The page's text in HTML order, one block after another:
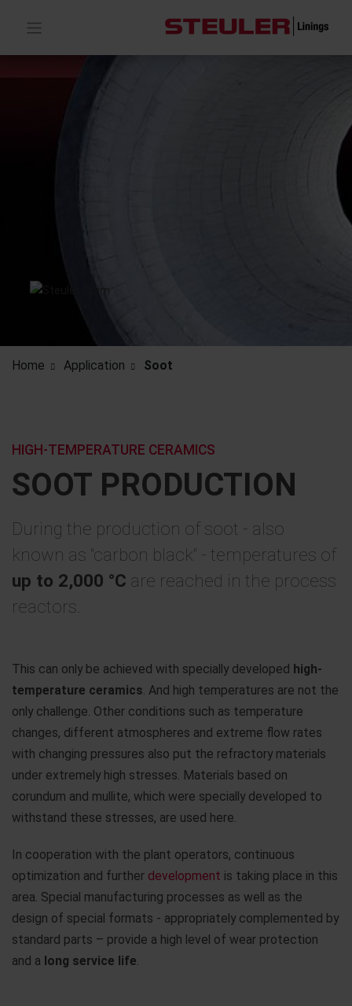
Home Application Soot
SOOT PRODUCTION
HIGH-TEMPERATURE CERAMICS
During the production of soot - also
known as "carbon black" - temperatures of
up to 2,000 °C are reached in the process
reactors.
This can only be achieved with specially developed high-
temperature ceramics . And high temperatures are not the
only challenge. Other conditions such as temperature
changes, different atmospheres and extreme flow rates
with changing pressures also put the refractory materials
under extremely high stresses. Materials based on
corundum and mullite, which were specially developed to
withstand these stresses, are used here.
In cooperation with the plant operators, continuous
optimization and further development is taking place in this
area. Special manufacturing processes as well as the
design of special formats - appropriately complemented by
standard parts – provide a high level of wear protection
and a long service life